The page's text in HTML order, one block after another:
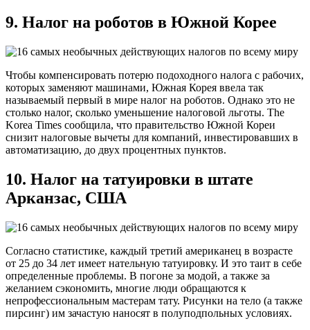
9. Налог на роботов в Южной Корее
Чтобы компенсировать потерю подоходного налога с рабочих,
которых заменяют машинами, Южная Корея ввела так
называемый первый в мире налог на роботов. Однако это не
столько налог, сколько уменьшение налоговой льготы. The
Korea Times сообщила, что правительство Южной Кореи
снизит налоговые вычеты для компаний, инвестировавших в
автоматизацию, до двух процентных пунктов.
10. Налог на татуировки в штате
Арканзас, США
Согласно статистике, каждый третий американец в возрасте
от 25 до 34 лет имеет нательную татуировку. И это таит в себе
определенные проблемы. В погоне за модой, а также за
желанием сэкономить, многие люди обращаются к
непрофессиональным мастерам тату. Рисунки на тело (а также
пирсинг) им зачастую наносят в полуподпольных условиях.